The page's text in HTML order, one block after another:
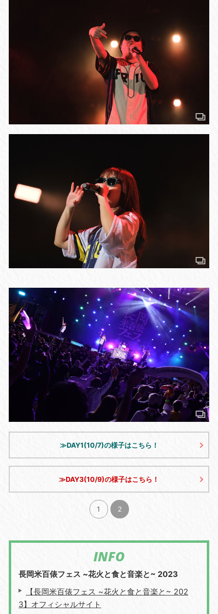
≫DAY1(10/7)の様子はこちら！
≫DAY3(10/9)の様子はこちら！
1 2
INFO
長岡米百俵フェス ~花火と食と音楽と~ 2023
【長岡米百俵フェス ~花火と食と音楽と~ 202
3】オフィシャルサイト